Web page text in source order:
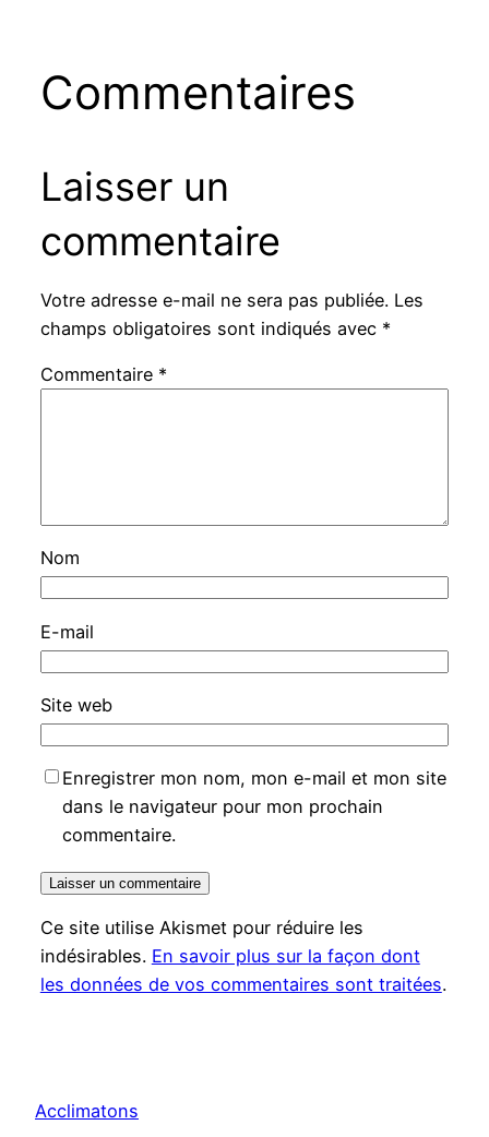
Commentaires
Laisser un
commentaire
Votre adresse e-mail ne sera pas publiée. Les
champs obligatoires sont indiqués avec *
Commentaire *
Nom
E-mail
Site web
Enregistrer mon nom, mon e-mail et mon site
dans le navigateur pour mon prochain
commentaire.
Ce site utilise Akismet pour réduire les
indésirables. En savoir plus sur la façon dont
les données de vos commentaires sont traitées.
Acclimatons